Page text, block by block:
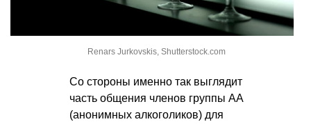
Renars Jurkovskis, Shutterstock.com
Со стороны именно так выглядит
часть общения членов группы АА
(анонимных алкоголиков) для